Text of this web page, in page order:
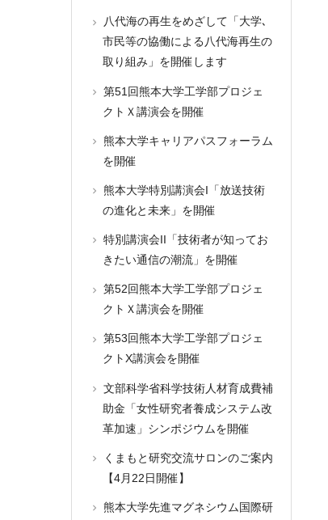
八代海の再生をめざして「大学､
市民等の協働による八代海再生の
取り組み」を開催します
第51回熊本大学工学部プロジェ
クトＸ講演会を開催
熊本大学キャリアパスフォーラム
を開催
熊本大学特別講演会I「放送技術
の進化と未来」を開催
特別講演会II「技術者が知ってお
きたい通信の潮流」を開催
第52回熊本大学工学部プロジェ
クトＸ講演会を開催
第53回熊本大学工学部プロジェ
クトX講演会を開催
文部科学省科学技術人材育成費補
助金「女性研究者養成システム改
革加速」シンポジウムを開催
くまもと研究交流サロンのご案内
【4月22日開催】
熊本大学先進マグネシウム国際研